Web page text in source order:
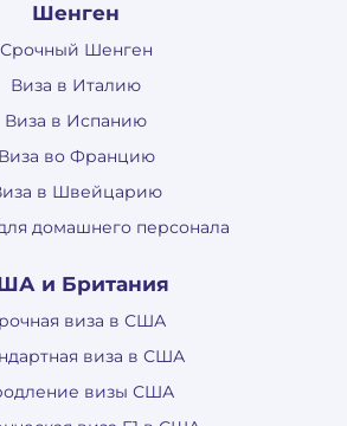
Шенген
Срочный Шенген
Виза в Италию
Виза в Испанию
Виза во Францию
в Швейцарию
домашнего персонала
и Британия
виза в США
виза в США
визы США